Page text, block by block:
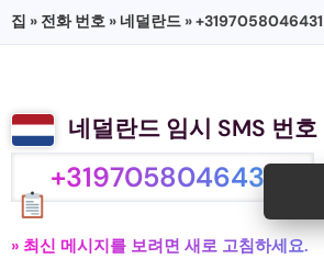
집 » 전화 번호 » 네덜란드 » +3197058046431
네덜란드 임시 SMS 번호
+3197058046431
» 최신 메시지를 보려면 새로 고침하세요.